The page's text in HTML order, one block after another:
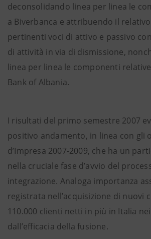
deconsolidando linea per linea le
a Biverbanca e attribuendo il
pertinenti voci di attivo e passivo
di attività in via di dismissione,
linea per linea le componenti
Bank of Albania.
I risultati del primo semestre 2007
positivo andamento, in linea con gli
d’Impresa 2007-2009, che ha un
nella cruciale fase d’avvio del
integrazione. Analoga importanza
registrata nell’acquisizione di nuovi
110.000 clienti netti in più in Italia
dall’efficacia della fusione.